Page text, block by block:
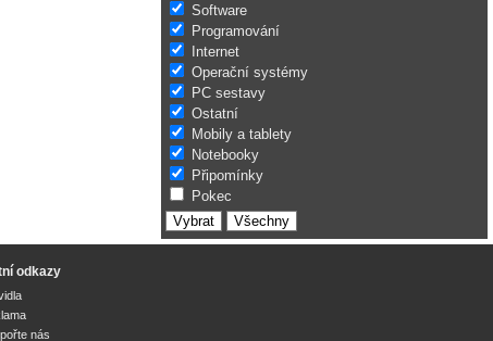
Software
Programování
Internet
Operační systémy
PC sestavy
Ostatní
Mobily a tablety
Notebooky
Připomínky
Pokec
odkazy
nás